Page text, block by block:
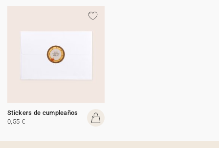
Stickers de cumpleaños
0,55 €